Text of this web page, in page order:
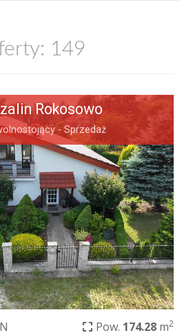
149
Rokosowo
- Sprzedaż
Pow. 174.28 m2